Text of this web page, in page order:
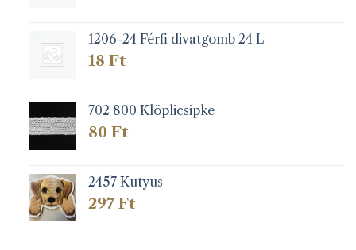
1206-24 Férfi divatgomb 24 L
18 Ft
702 800 Klöplicsipke
80 Ft
2457 Kutyus
297 Ft